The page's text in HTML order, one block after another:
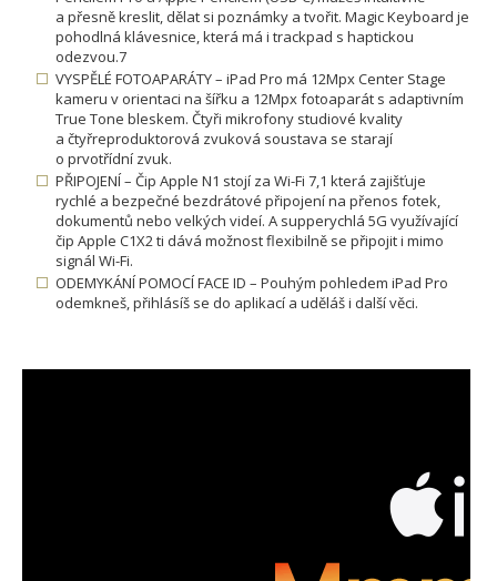
a přesně kreslit, dělat si poznámky a tvořit. Magic Keyboard je
pohodlná klávesnice, která má i trackpad s haptickou
odezvou.7
VYSPĚLÉ FOTOAPARÁTY – iPad Pro má 12Mpx Center Stage
kameru v orientaci na šířku a 12Mpx fotoaparát s adaptivním
True Tone bleskem. Čtyři mikrofony studiové kvality
a čtyřreproduktorová zvuková soustava se starají
o prvotřídní zvuk.
PŘIPOJENÍ – Čip Apple N1 stojí za Wi-Fi 7,1 která zajišťuje
rychlé a bezpečné bezdrátové připojení na přenos fotek,
dokumentů nebo velkých videí. A supperychlá 5G využívající
čip Apple C1X2 ti dává možnost flexibilně se připojit i mimo
signál Wi-Fi.
ODEMYKÁNÍ POMOCÍ FACE ID – Pouhým pohledem iPad Pro
odemkneš, přihlásíš se do aplikací a uděláš i další věci.